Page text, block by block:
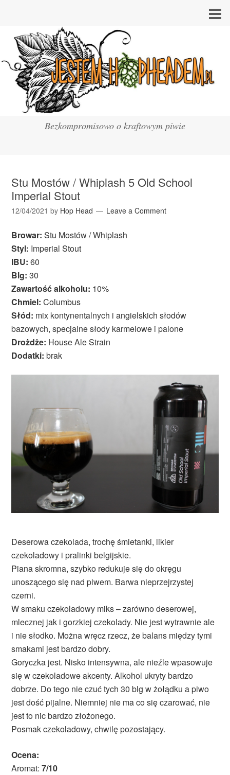
Bezkompromisowo o kraftowym piwie
Stu Mostów / Whiplash 5 Old School
Imperial Stout
12/04/2021 by Hop Head Leave a Comment
Browar: Stu Mostów / Whiplash
Styl: Imperial Stout
IBU: 60
Blg: 30
Zawartość alkoholu: 10%
Chmiel: Columbus
Słód: mix kontynentalnych i angielskich słodów
bazowych, specjalne słody karmelowe i palone
Drożdże: House Ale Strain
Dodatki: brak
Deserowa czekolada, trochę śmietanki, likier
czekoladowy i pralinki belgijskie.
Piana skromna, szybko redukuje się do okręgu
unoszącego się nad piwem. Barwa nieprzejrzystej
czerni.
W smaku czekoladowy miks – zarówno deserowej,
mlecznej jak i gorzkiej czekolady. Nie jest wytrawnie ale
i nie słodko. Można wręcz rzecz, że balans między tymi
smakami jest bardzo dobry.
Goryczka jest. Nisko intensywna, ale nieźle wpasowuje
się w czekoladowe akcenty. Alkohol ukryty bardzo
dobrze. Do tego nie czuć tych 30 blg w żołądku a piwo
jest dość pijalne. Niemniej nie ma co się czarować, nie
jest to nic bardzo złożonego.
Posmak czekoladowy, chwilę pozostający.
Ocena:
Aromat:7/10